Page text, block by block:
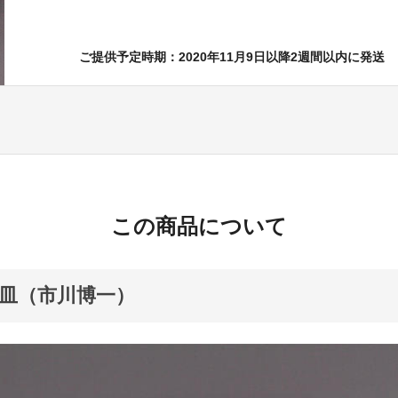
ご提供予定時期：2020年11月9日以降2週間以内に発送
この商品について
（市川博一）